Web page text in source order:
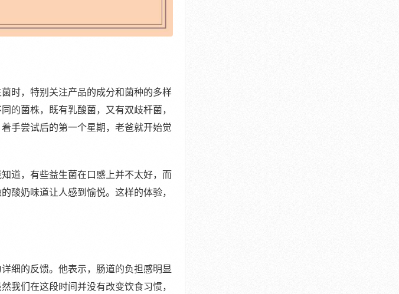
时，特别关注产品的成分和菌种的多样
的菌株，既有乳酸菌，又有双歧杆菌，
手尝试后的第一个星期，老爸就开始觉
道，有些益生菌在口感上并不太好，而
酸奶味道让人感到愉悦。这样的体验，
细的反馈。他表示，肠道的负担感明显
我们在这段时间并没有改变饮食习惯，